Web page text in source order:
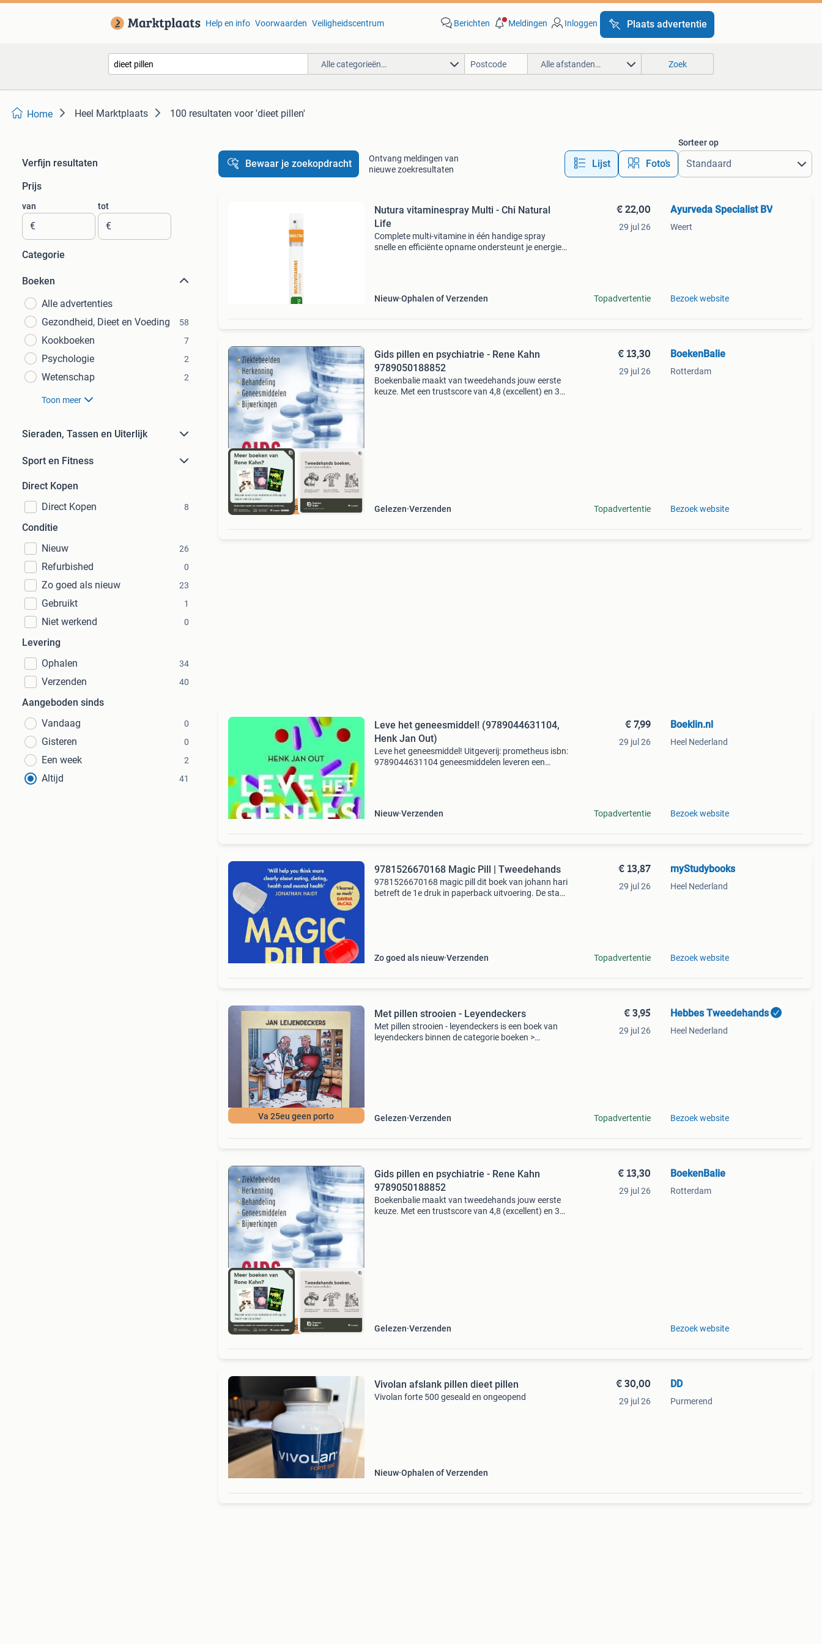
Help en info Voorwaarden Veiligheidscentrum Berichten Meldingen Inloggen Plaats advertentie
Alle categorieën… Alle afstanden… Zoek
Home Heel Marktplaats 100 resultaten voor 'dieet pillen'
Verfijn resultaten
Prijs
van
€
tot
€
Categorie
Boeken
Alle advertenties
Gezondheid, Dieet en Voeding
58
Kookboeken 7
Psychologie 2
Wetenschap 2
Toon meer
Sieraden, Tassen en Uiterlijk
Sport en Fitness
Direct Kopen
Direct Kopen
8
Conditie
Nieuw
26
Refurbished 0
Zo goed als nieuw 23
Gebruikt 1
Niet werkend 0
Levering
Ophalen
34
Verzenden 40
Aangeboden sinds
Vandaag
0
Gisteren 0
Een week 2
Altijd 41
Bewaar je zoekopdracht
Ontvang meldingen van
nieuwe zoekresultaten
Lijst Foto’s
Sorteer op
Nutura vitaminespray Multi - Chi Natural
Life
Complete multi-vitamine in één handige spray
snelle en efficiënte opname ondersteunt je energie
Nieuw Ophalen of Verzenden
€ 22,00
29 jul 26
Topadvertentie
Ayurveda Specialist BV
Weert
Bezoek website
Scherpste prijs
Gids pillen en psychiatrie - Rene Kahn
9789050188852
Boekenbalie maakt van tweedehands jouw eerste
keuze. Met een trustscore van 4,8 (excellent) en 30
Gelezen Verzenden
€ 13,30
29 jul 26
Topadvertentie
BoekenBalie
Rotterdam
Bezoek website
Leve het geneesmiddel! (9789044631104,
Henk Jan Out)
Leve het geneesmiddel! Uitgeverij: prometheus isbn:
9789044631104 geneesmiddelen leveren een
Nieuw Verzenden
€ 7,99
29 jul 26
Topadvertentie
Boeklin.nl
Heel Nederland
Bezoek website
9781526670168 Magic Pill | Tweedehands
9781526670168 magic pill dit boek van johann hari
betreft de 1e druk in paperback uitvoering. De staat
Zo goed als nieuw Verzenden
€ 13,87
29 jul 26
Topadvertentie
myStudybooks
Heel Nederland
Bezoek website
Va 25eu geen porto
Met pillen strooien - Leyendeckers
Met pillen strooien - leyendeckers is een boek van
leyendeckers binnen de categorie boeken >
Gelezen Verzenden
€ 3,95
29 jul 26
Topadvertentie
Hebbes Tweedehands
Heel Nederland
Bezoek website
Scherpste prijs
Gids pillen en psychiatrie - Rene Kahn
9789050188852
Boekenbalie maakt van tweedehands jouw eerste
keuze. Met een trustscore van 4,8 (excellent) en 30
Gelezen Verzenden
€ 13,30
29 jul 26
BoekenBalie
Rotterdam
Bezoek website
Vivolan afslank pillen dieet pillen
Vivolan forte 500 geseald en ongeopend
Nieuw Ophalen of Verzenden
€ 30,00
29 jul 26
DD
Purmerend